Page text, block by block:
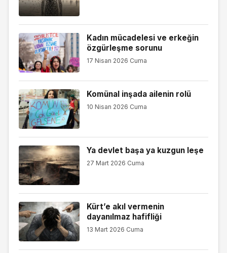
Kadın mücadelesi ve erkeğin
özgürleşme sorunu
17 Nisan 2026 Cuma
Komünal inşada ailenin rolü
10 Nisan 2026 Cuma
Ya devlet başa ya kuzgun leşe
27 Mart 2026 Cuma
Kürt’e akıl vermenin
dayanılmaz hafifliği
13 Mart 2026 Cuma